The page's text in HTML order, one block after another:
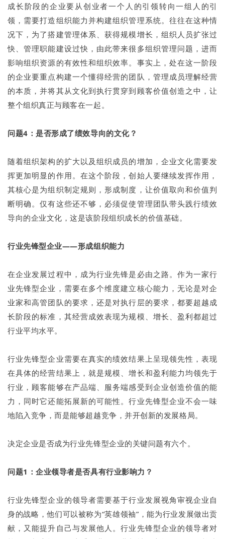
成长阶段的企业要从创业者一个人的引领转向一组人的引
领，需要打造组织能力并构建组织管理系统。往往在这种情
况下，为了搭建管理体系、获得规模增长，组织人员扩张过
快、管理职能建设过快，由此带来很多组织管理问题，进而
影响组织资源的有效性和组织效率。事实上，处在这一阶段
的企业要重点构建一个懂得经营的团队，管理成员理解经营
的本质，并将其从文化到执行贯穿到顾客价值创造之中，让
整个组织真正与顾客在一起。
问题4：是否形成了绩效导向的文化？
随着组织架构的扩大以及组织成员的增加，企业文化需要发
挥更加明显的作用。在这个阶段，创始人要继续发挥作用，
其核心是为组织制定规则，形成制度，让价值取向和价值判
断明确。仅有这些还不够，必须促使管理团队带头践行绩效
导向的企业文化，这是该阶段组织成长的价值基础。
行业先锋型企业——形成组织能力
在企业发展过程中，成为行业先锋是必由之路。作为一家行
业先锋型企业，需要在多个维度建立核心能力，无论是对企
业家和高管团队的要求，还是对执行层的要求，都要超越成
长阶段的标准，其经营成效表现为规模、增长、盈利都超过
行业平均水平。
行业先锋型企业需要在真实的绩效结果上呈现领先性，表现
在具体的经营结果上，就是规模、增长和盈利能力均领先于
行业，顾客能够在产品端、服务端感受到企业创造价值的能
力，同时它还能拓展新的可能性。行业先锋型企业不会一味
地陷入竞争，而是能够超越竞争，并开创新的发展格局。
决定企业是否成为行业先锋型企业的关键问题有六个。
问题1：企业领导者是否具有行业影响力？
行业先锋型企业的领导者需要基于行业发展视角审视企业自
身的战略，他们可以被称为“英雄领袖”，能为行业发展做出贡
献，又能提升自己与发展他人。行业先锋型企业的领导者对